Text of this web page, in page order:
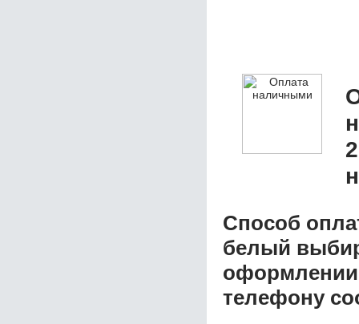
Способ
белый
оформлении
телефону